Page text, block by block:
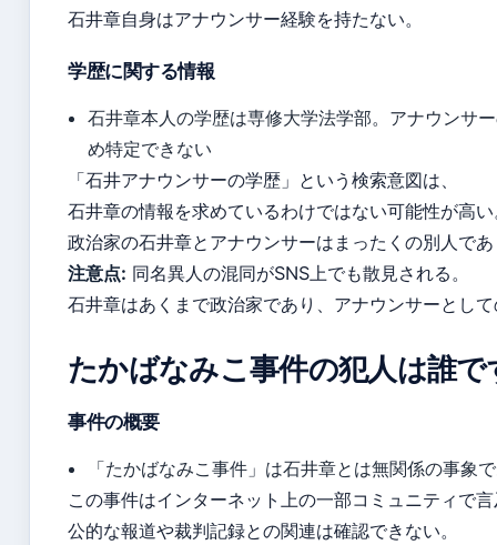
石井章自身はアナウンサー経験を持たない。
学歴に関する情報
石井章本人の学歴は専修大学法学部。アナウンサ
め特定できない
「石井アナウンサーの学歴」という検索意図は、
石井章の情報を求めているわけではない可能性が高
政治家の石井章とアナウンサーはまったくの別人で
注意点: 同名異人の混同がSNS上でも散見される。
石井章はあくまで政治家であり、アナウンサーとし
たかばなみこ事件の犯人は誰で
事件の概要
「たかばなみこ事件」は石井章とは無関係の事象
この事件はインターネット上の一部コミュニティで
公的な報道や裁判記録との関連は確認できない。